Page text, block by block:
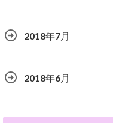
2018年7月
2018年6月